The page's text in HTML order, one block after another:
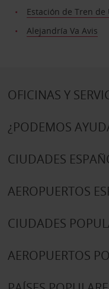
Estación de Tren de
Alejandría Va Avis
OFICINAS Y
¿PODEMOS
CIUDADES
AEROPUERTOS
CIUDADES
AEROPUERTOS